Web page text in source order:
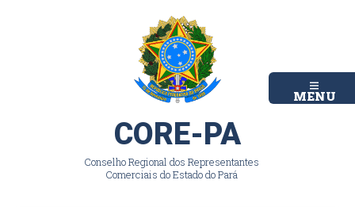
MENU
CORE-PA
Conselho Regional dos Representantes
Comerciais do Estado do Pará